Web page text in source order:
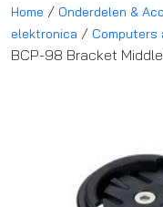
Home / Onderdelen &
elektronica / Computers
BCP-98 Bracket